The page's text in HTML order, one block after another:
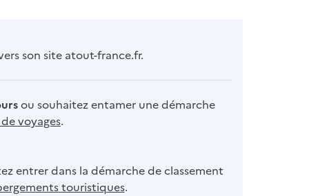
son site atout-france.fr.
ou souhaitez entamer une démarche
voyages.
entrer dans la démarche de classement
touristiques.